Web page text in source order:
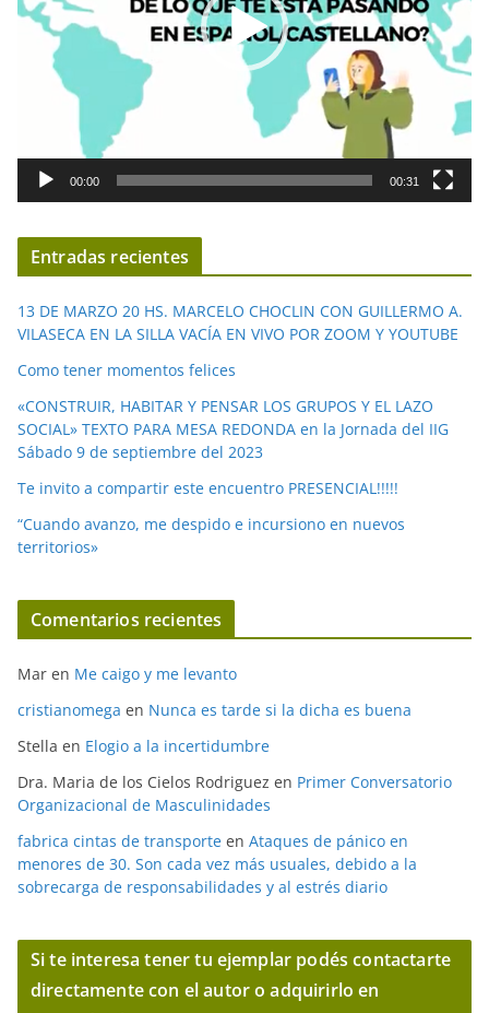
d
í
d
e
o
00:00 00:31
Entradas recientes
13 DE MARZO 20 HS. MARCELO CHOCLIN CON GUILLERMO A.
VILASECA EN LA SILLA VACÍA EN VIVO POR ZOOM Y YOUTUBE
Como tener momentos felices
«CONSTRUIR, HABITAR Y PENSAR LOS GRUPOS Y EL LAZO
SOCIAL» TEXTO PARA MESA REDONDA en la Jornada del IIG
Sábado 9 de septiembre del 2023
Te invito a compartir este encuentro PRESENCIAL!!!!!
“Cuando avanzo, me despido e incursiono en nuevos
territorios»
Comentarios recientes
Mar en Me caigo y me levanto
cristianomega en Nunca es tarde si la dicha es buena
Stella en Elogio a la incertidumbre
Dra. Maria de los Cielos Rodriguez en Primer Conversatorio
Organizacional de Masculinidades
fabrica cintas de transporte en Ataques de pánico en
menores de 30. Son cada vez más usuales, debido a la
sobrecarga de responsabilidades y al estrés diario
Si te interesa tener tu ejemplar podés contactarte
directamente con el autor o adquirirlo en